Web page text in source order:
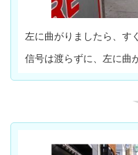
左に曲がりましたら、す
信号は渡らずに、左に曲